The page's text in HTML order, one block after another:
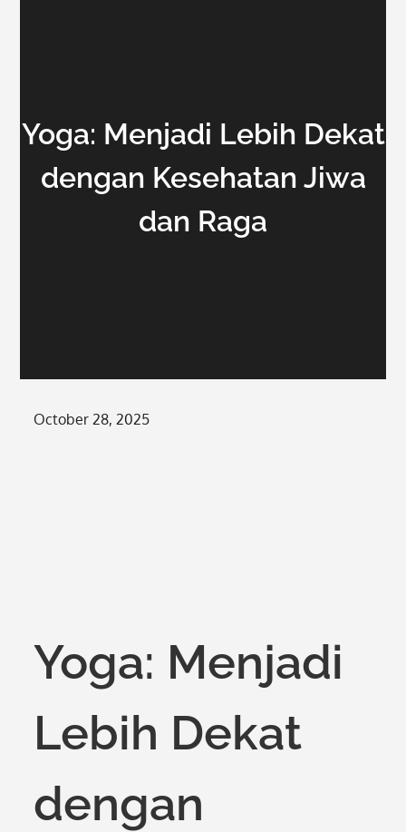
Yoga: Menjadi Lebih Dekat
dengan Kesehatan Jiwa
dan Raga
Posted
October 28, 2025
Yoga: Menjadi
Lebih Dekat
dengan